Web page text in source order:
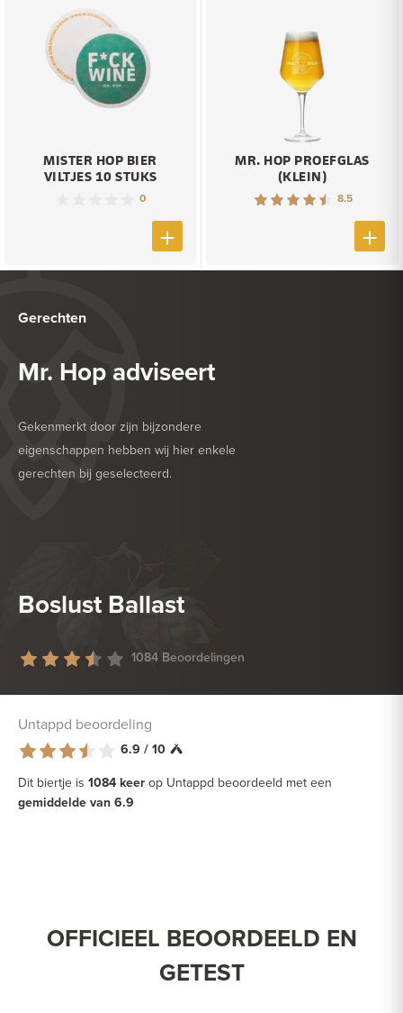
MISTER HOP BIER
VILTJES 10 STUKS
0
MR. HOP PROEFGLAS
(KLEIN)
8.5
Gerechten
Mr. Hop adviseert
Gekenmerkt door zijn bijzondere
eigenschappen hebben wij hier enkele
gerechten bij geselecteerd.
HEERLIJK BIJ
Boslust Ballast
1084 Beoordelingen
Untappd beoordeling
6.9 / 10
Dit biertje is 1084 keer op Untappd beoordeeld met een
gemiddelde van 6.9
OFFICIEEL BEOORDEELD EN
GETEST